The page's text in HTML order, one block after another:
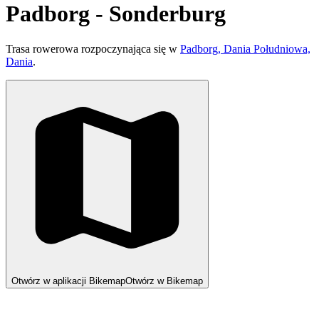
Padborg - Sonderburg
Trasa rowerowa rozpoczynająca się w Padborg, Dania Południowa,
Dania.
Otwórz w aplikacji BikemapOtwórz w Bikemap